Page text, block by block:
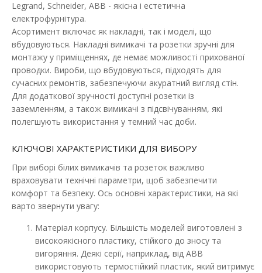
Електрична розетка характеризується такими критеріями:
елегантний дизайн, надійний матеріал, ви..
111.34 грн
ДО КОШИКА
В порівняння
В закладки
Legrand, Schneider, ABB - якісна і естетична
електрофурнітура.
Асортимент включає як накладні, так і моделі, що
вбудовуються. Накладні вимикачі та розетки зручні для
монтажу у приміщеннях, де немає можливості прихованої
проводки. Вироби, що вбудовуються, підходять для
сучасних ремонтів, забезпечуючи акуратний вигляд стін.
Для додаткової зручності доступні розетки із
заземленням, а також вимикачі з підсвічуванням, які
полегшують використання у темний час доби.
КЛЮЧОВІ ХАРАКТЕРИСТИКИ ДЛЯ ВИБОРУ
При виборі білих вимикачів та розеток важливо
враховувати технічні параметри, щоб забезпечити
комфорт та безпеку. Ось основні характеристики, на які
варто звернути увагу:
Матеріал корпусу. Більшість моделей виготовлені з
високоякісного пластику, стійкого до зносу та
вигоряння. Деякі серії, наприклад, від ABB
використовують термостійкий пластик, який витримує